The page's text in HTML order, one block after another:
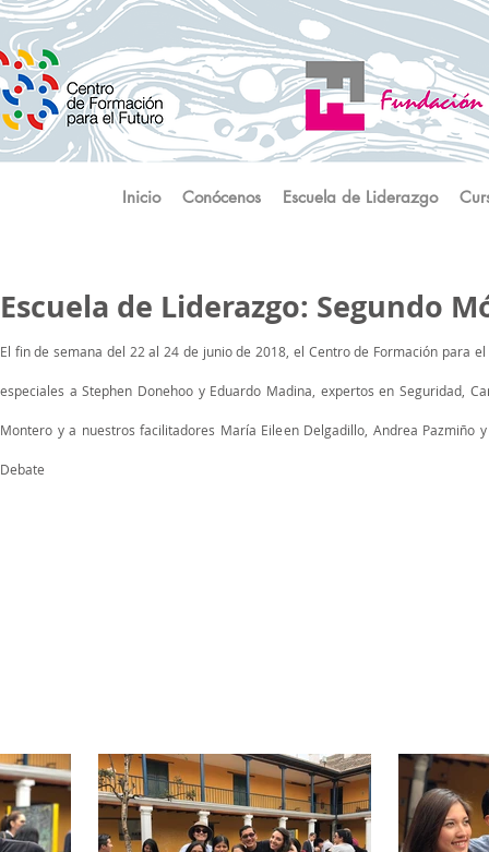
Inicio Conócenos Escuela de Liderazgo
Escuela de Liderazgo: Segundo
​El fin de semana del 22 al 24 de junio de 2018, el Centro de Formación para
especiales a Stephen Donehoo y Eduardo Madina, expertos en Seguridad,
Montero y a nuestros facilitadores María Eileen Delgadillo, Andrea Pazmiño
Debate